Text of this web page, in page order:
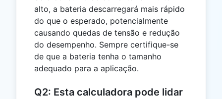
alto, a bateria descarregará mais rápido
do que o esperado, potencialmente
causando quedas de tensão e redução
do desempenho. Sempre certifique-se
de que a bateria tenha o tamanho
adequado para a aplicação.
Q2: Esta calculadora pode lidar